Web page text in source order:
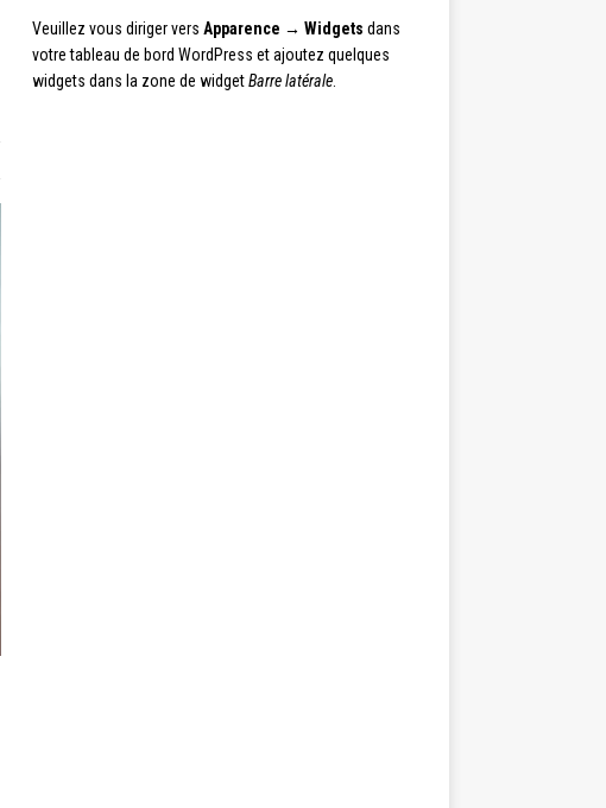
Veuillez vous diriger vers Apparence → Widgets dans
votre tableau de bord WordPress et ajoutez quelques
widgets dans la zone de widgetBarre latérale.